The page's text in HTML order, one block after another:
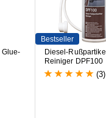
Gl ue-
Bestseller
Diese l-Rußpartike
Reiniger D PF100
(3)